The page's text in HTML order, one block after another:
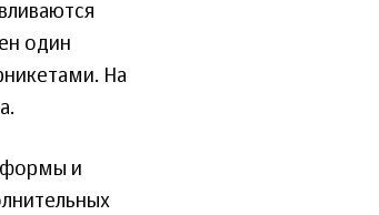
один
На
и